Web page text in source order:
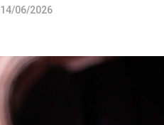
14/06/2026